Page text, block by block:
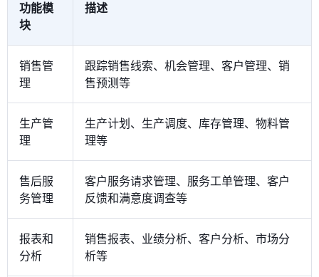
功能模
块
描述
销售管
理
跟踪销售线索、机会管理、客户管理、销
售预测等
生产管
理
生产计划、生产调度、库存管理、物料管
理等
售后服
务管理
客户服务请求管理、服务工单管理、客户
反馈和满意度调查等
报表和
分析
销售报表、业绩分析、客户分析、市场分
析等